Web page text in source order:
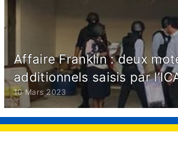
Affaire Franklin : deux
additionnels saisis par
10 Mars 2023